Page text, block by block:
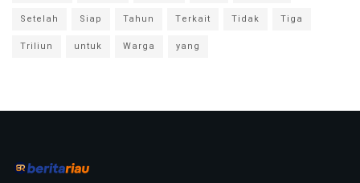
Setelah
Siap Tahun Terkait Tidak
Tiga
Triliun
untuk Warga yang